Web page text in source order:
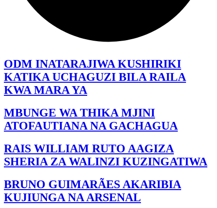
ODM INATARAJIWA KUSHIRIKI
KATIKA UCHAGUZI BILA RAILA
KWA MARA YA
MBUNGE WA THIKA MJINI
ATOFAUTIANA NA GACHAGUA
RAIS WILLIAM RUTO AAGIZA
SHERIA ZA WALINZI KUZINGATIWA
BRUNO GUIMARÃES AKARIBIA
KUJIUNGA NA ARSENAL